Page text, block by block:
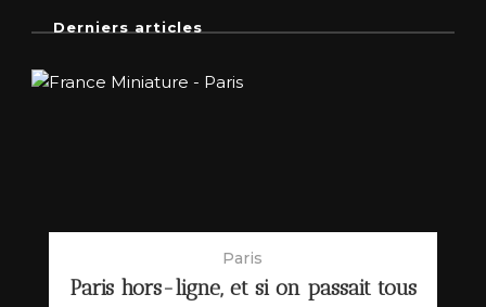
Derniers articles
Paris
Paris hors-ligne, et si on passait tous